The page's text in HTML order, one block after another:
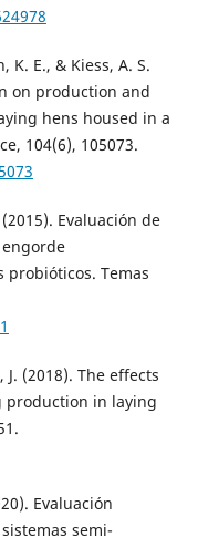
K. E., & Kiess, A. S.
on production and
hens housed in a
104(6), 105073.
Evaluación de
probióticos. Temas
J. (2018). The effects
production in laying
Evaluación
semi-